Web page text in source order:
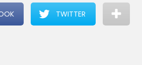
TWITTER